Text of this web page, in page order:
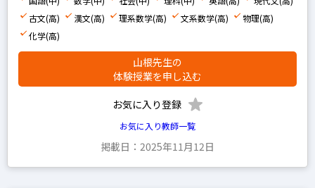
古文(高)
漢文(高) 理系数学(高) 文系数学(高)
物理(高)
化学(高)
山根先生の
体験授業を申し込む
お気に入り登録
お気に入り教師一覧
掲載日：2025年11月12日